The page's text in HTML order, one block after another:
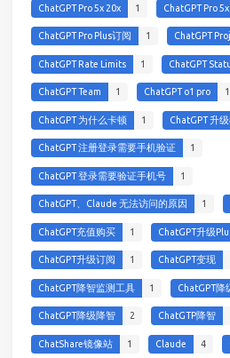
ChatGPT Pro 5x 20x 1 ChatGPT Pro
ChatGPT Pro Plus订阅 1 ChatGPT
ChatGPT Rate Limits 1 ChatGPT
ChatGPT Team 1 ChatGPT o1 pro 1
ChatGPT 为什么卡顿 1 ChatGPT 升
ChatGPT 注册登录需要手机验证 1
ChatGPT 登录需要验证手机号 1
ChatGPT、Claude 无法访问的原因 1
ChatGPT充值购买 1 ChatGPT升级
ChatGPT升级订阅 1 ChatGPT变现
ChatGPT降智监测工具 1 ChatGPT降
ChatGPT降级降智 2 ChatGTP降智
ChatShare镜像站 1 Claude 4